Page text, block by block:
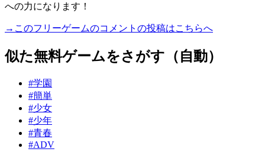
への力になります！
→このフリーゲームのコメントの投稿はこちらへ
似た無料ゲームをさがす（自動）
#学園
#簡単
#少女
#少年
#青春
#ADV